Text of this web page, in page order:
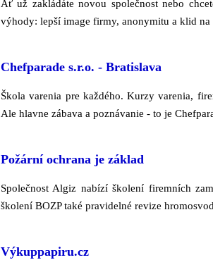
Ať už zakládáte novou společnost nebo
výhody: lepší image firmy, anonymitu a klid
Chefparade s.r.o. - Bratislava
Škola varenia pre každého. Kurzy varenia,
Ale hlavne zábava a poznávanie - to je
Požární ochrana je základ
Společnost Algiz nabízí školení firemních
školení BOZP také pravidelné revize
Výkuppapiru.cz